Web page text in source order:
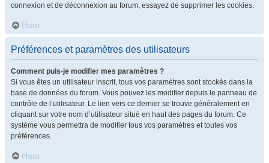
connexion et de déconnexion au forum, essayez de supprimer les cookies.
Haut
Préférences et paramètres des utilisateurs
Comment puis-je modifier mes paramètres ?
Si vous êtes un utilisateur inscrit, tous vos paramètres sont stockés dans la
base de données du forum. Vous pouvez les modifier depuis le panneau de
contrôle de l’utilisateur. Le lien vers ce dernier se trouve généralement en
cliquant sur votre nom d’utilisateur situé en haut des pages du forum. Ce
système vous permettra de modifier tous vos paramètres et toutes vos
préférences.
Haut